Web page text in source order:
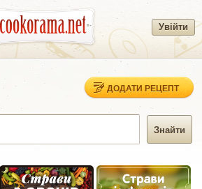
Увійти
ДОДАТИ РЕЦЕПТ